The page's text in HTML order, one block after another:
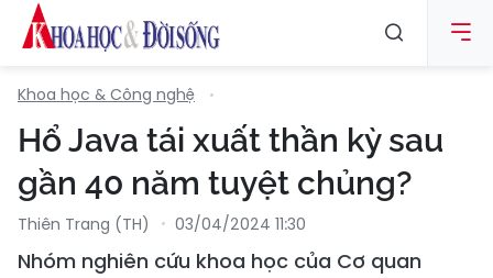
Khoa học & Công nghệ
Hổ Java tái xuất thần kỳ sau
gần 40 năm tuyệt chủng?
Thiên Trang (TH) 03/04/2024 11:30
Nhóm nghiên cứu khoa học của Cơ quan